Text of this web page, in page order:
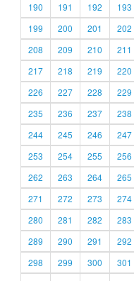
190
191 192 193
199
200 201 202
208
209 210 211
217
218 219 220
226
227 228 229
235
236 237 238
244
245 246 247
253
254 255 256
262
263 264 265
271
272 273 274
280
281 282 283
289
290 291 292
298
299 300 301